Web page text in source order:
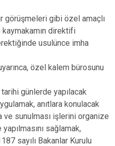
görüşmeleri gibi özel amaçlı
direktifi
usulünce imha
özel kalem bürosunu
günlerde yapılacak
anıtlara konulacak
ve sunulması işlerini organize
sağlamak,
sayılı Bakanlar Kurulu